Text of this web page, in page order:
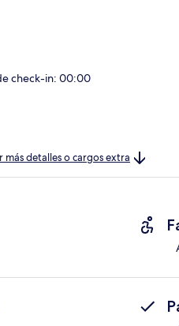
check-in: 00:00
detalles o cargos extra